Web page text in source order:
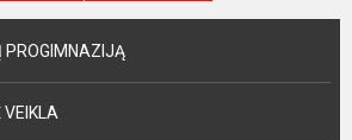
PROGIMNAZIJĄ
VEIKLA